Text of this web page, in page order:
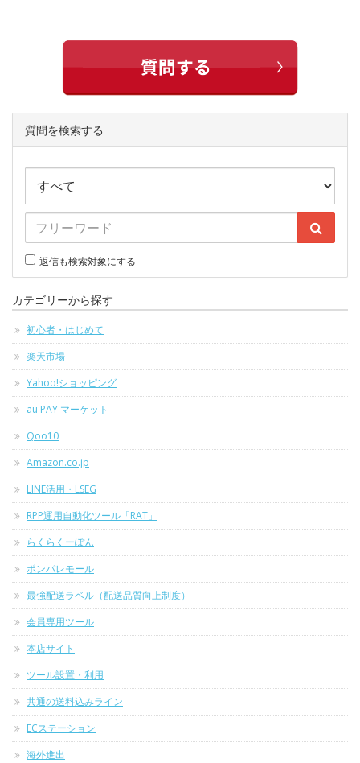
質問を検索する
返信も検索対象にする
カテゴリーから探す
初心者・はじめて
楽天市場
Yahoo!ショッピング
au PAY マーケット
Qoo10
Amazon.co.jp
LINE活用・LSEG
RPP運用自動化ツール「RAT」
らくらくーぽん
ポンパレモール
最強配送ラベル（配送品質向上制度）
会員専用ツール
本店サイト
ツール設置・利用
共通の送料込みライン
ECステーション
海外進出